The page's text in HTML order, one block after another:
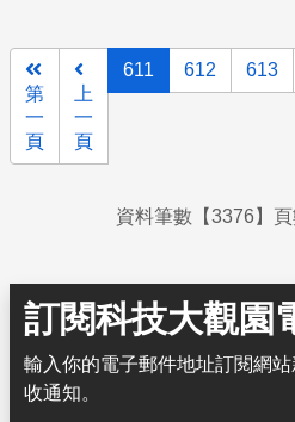
第
一
頁
上
一
頁
611 612 613
資料筆數【3376】頁
訂閱科技大觀園
輸入你的電子郵件地址訂閱網
收通知。